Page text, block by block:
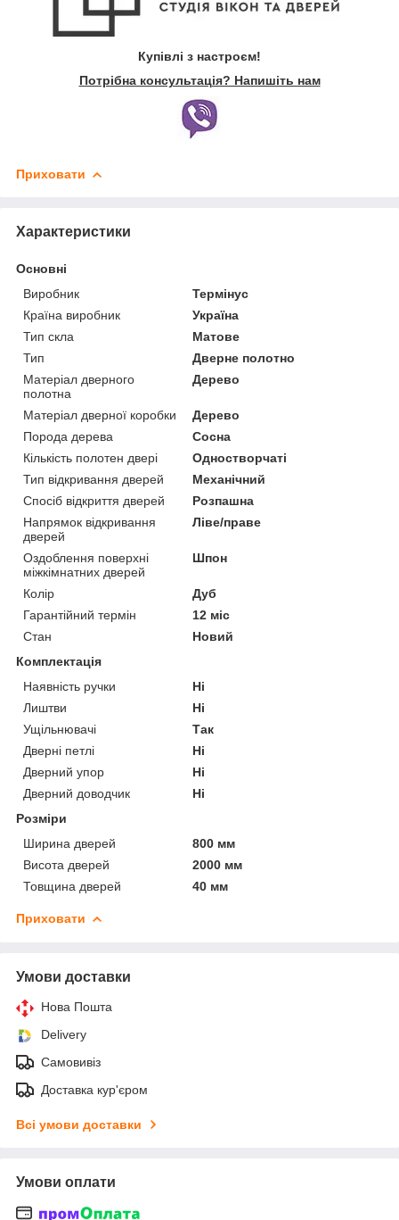
Купівлі з настроєм!
Потрібна консультація? Напишіть нам
Приховати
Характеристики
Основні
Виробник
Термінус
Країна виробник
Україна
Тип скла
Матове
Тип
Дверне полотно
Матеріал дверного
полотна
Дерево
Матеріал дверної коробки
Дерево
Порода дерева
Сосна
Кількість полотен двері
Одностворчаті
Тип відкривання дверей
Механічний
Спосіб відкриття дверей
Розпашна
Напрямок відкривання
дверей
Ліве/праве
Оздоблення поверхні
міжкімнатних дверей
Шпон
Колір
Дуб
Гарантійний термін
12 міс
Стан
Новий
Комплектація
Наявність ручки
Ні
Лиштви
Ні
Ущільнювачі
Так
Дверні петлі
Ні
Дверний упор
Ні
Дверний доводчик
Ні
Розміри
Ширина дверей
800 мм
Висота дверей
2000 мм
Товщина дверей
40 мм
Приховати
Умови доставки
Нова Пошта
Delivery
Самовивіз
Доставка кур'єром
Всі умови доставки
Умови оплати